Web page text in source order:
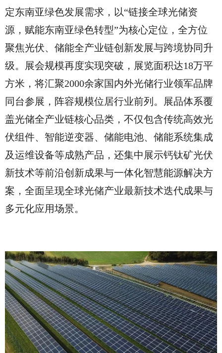
定东南亚绿色发展需求，以“链接全球光储资
源，赋能东南亚绿色转型”为核心定位，全方位
聚焦光伏、储能全产业链创新发展与跨境协同升
级。展会规模再度实现突破，展览面积达18万平
方米，将汇聚2000余家国内外光储行业领军品牌
同台参展，阵容规模位居行业前列。展品体系覆
盖光储全产业链核心品类，不仅包含传统高效光
伏组件、智能逆变器、储能电池、储能系统集成
及运维设备等成熟产品，还集中展示钙钛矿光伏
新技术等前沿创新成果与一体化智慧能源解决方
案，全面呈现全球光储产业最新技术迭代成果与
多元化应用场景。